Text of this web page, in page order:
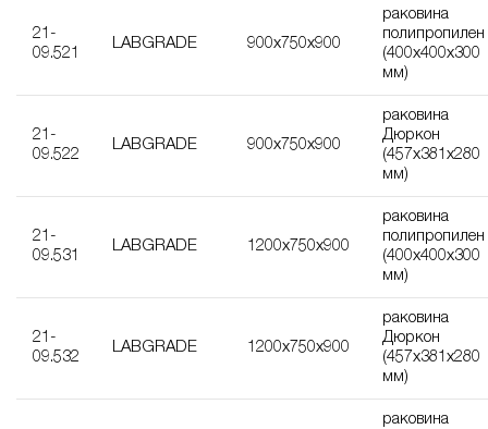
21-
09.521
LABGRADE 900х750х900
раковина
полипропилен
(400х400х300
мм)
21-
09.522
LABGRADE 900х750х900
раковина
Дюркон
(457х381х280
мм)
21-
09.531
LABGRADE 1200х750х900
раковина
полипропилен
(400х400х300
мм)
21-
09.532
LABGRADE 1200х750х900
раковина
Дюркон
(457х381х280
мм)
раковина